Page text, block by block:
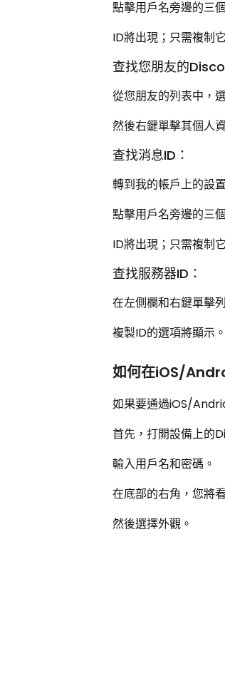
點擊用戶名旁邊的三
ID將出現；只需複制它
查找您朋友的
從您朋友的列表中，
然後右鍵單擊其個人
查找消息ID：
轉到我的帳戶上的設
點擊用戶名旁邊的三
ID將出現；只需複制
查找服務器ID：
在左側欄和右鍵單擊
複製ID的選項將顯示。
如何在iOS/
如果要通過iOS/
首先，打開設備上的
輸入用戶名和密碼。
在底部的右角，您將
然後選擇外觀。